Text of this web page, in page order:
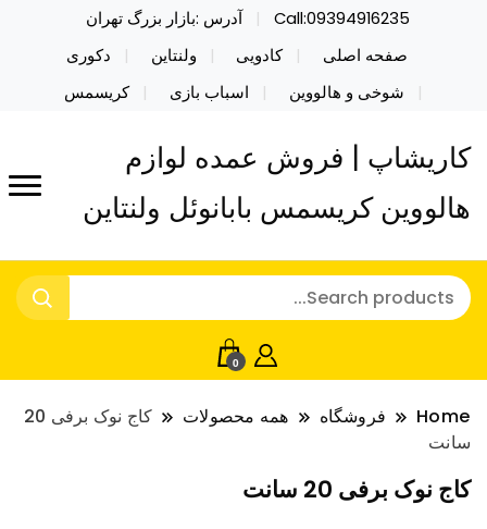
Call:09394916235
آدرس :بازار بزرگ تهران
صفحه اصلی
کادویی ولنتاین
دکوری
شوخی و هالووین
اسباب بازی کریسمس
کاریشاپ | فروش عمده لوازم
هالووین کریسمس بابانوئل ولنتاین
0
Home فروشگاه همه محصولات
کاج نوک برفی 20
سانت
کاج نوک برفی 20 سانت